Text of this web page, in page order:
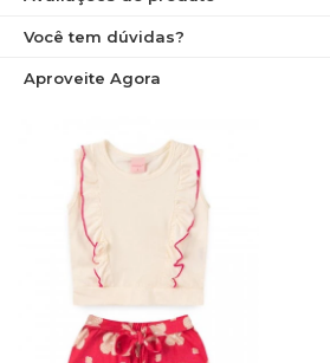
Você tem dúvidas?
Aproveite Agora